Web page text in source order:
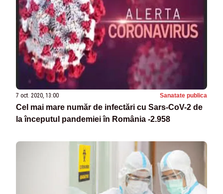
7 oct. 2020, 13:00 Sanatate publica
Cel mai mare număr de infectări cu Sars-CoV-2 de
la începutul pandemiei în România -2.958